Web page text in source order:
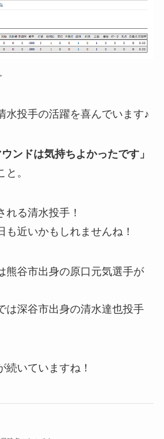
水投手の活躍を喜んでいます♪
ウンドは気持ちよかったです」
。
れる清水投手！
も近いかもしれませんね！
熊谷市出身の原口元気選手が
は深谷市出身の清水達也投手
続いていますね！